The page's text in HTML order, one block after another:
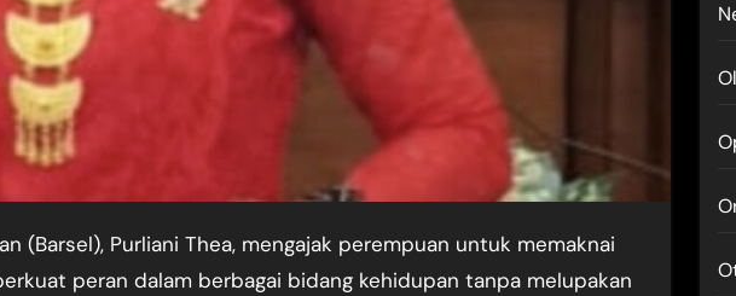
(Barsel), Purliani Thea, mengajak perempuan untuk memaknai
peran dalam berbagai bidang kehidupan tanpa melupakan